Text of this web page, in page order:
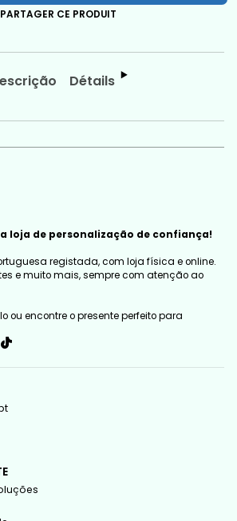
PARTAGER CE PRODUIT
Détails
loja de personalização de confiança!
registada, com loja física e online.
e muito mais, sempre com atenção ao
ou encontre o presente perfeito para